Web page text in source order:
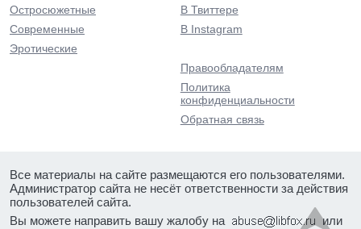
Остросюжетные
Современные
Эротические
В Твиттере
В Instagram
Правообладателям
Политика
конфиденциальности
Обратная связь
Все материалы на сайте размещаются его пользователями.
Администратор сайта не несёт ответственности за действия
пользователей сайта.
Вы можете направить вашу жалобу на
или